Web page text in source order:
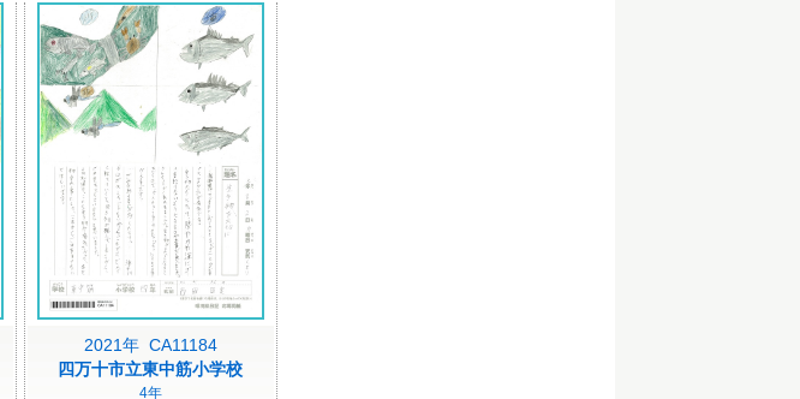
2021年 CA11184
四万十市立東中筋小学校
4年